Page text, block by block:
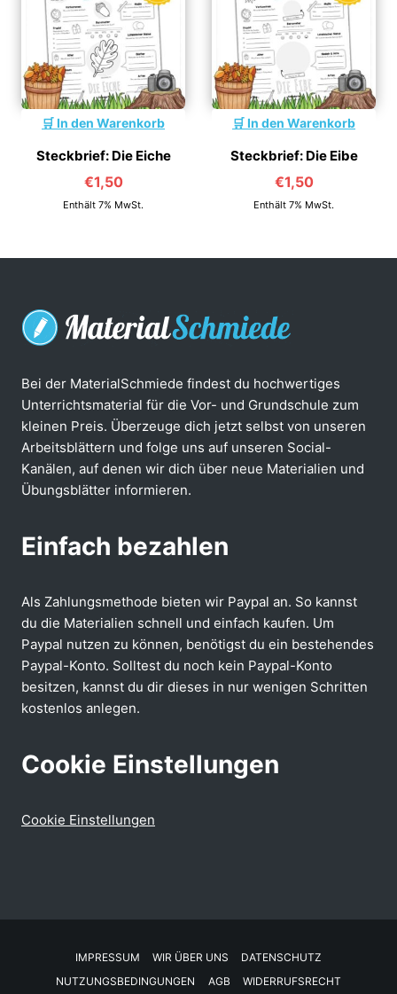
In den Warenkorb
Steckbrief: Die Eiche
€1,50
Enthält 7% MwSt.
In den Warenkorb
Steckbrief: Die Eibe
€1,50
Enthält 7% MwSt.
Bei der MaterialSchmiede findest du hochwertiges
Unterrichtsmaterial für die Vor- und Grundschule zum
kleinen Preis. Überzeuge dich jetzt selbst von unseren
Arbeitsblättern und folge uns auf unseren Social-
Kanälen, auf denen wir dich über neue Materialien und
Übungsblätter informieren.
Einfach bezahlen
Als Zahlungsmethode bieten wir Paypal an. So kannst
du die Materialien schnell und einfach kaufen. Um
Paypal nutzen zu können, benötigst du ein bestehendes
Paypal-Konto. Solltest du noch kein Paypal-Konto
besitzen, kannst du dir dieses in nur wenigen Schritten
kostenlos anlegen.
Cookie Einstellungen
Cookie Einstellungen
IMPRESSUM WIR ÜBER UNS
DATENSCHUTZ
NUTZUNGSBEDINGUNGEN
AGB WIDERRUFSRECHT